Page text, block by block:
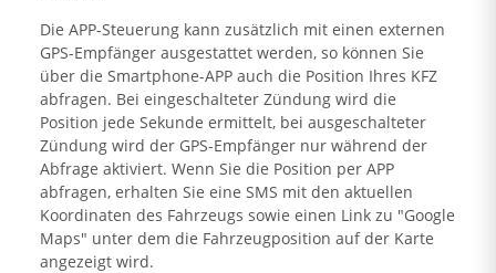
Die APP-Steuerung kann zusätzlich mit einen externen
GPS-Empfänger ausgestattet werden, so können Sie
über die Smartphone-APP auch die Position Ihres KFZ
abfragen. Bei eingeschalteter Zündung wird die
Position jede Sekunde ermittelt, bei ausgeschalteter
Zündung wird der GPS-Empfänger nur während der
Abfrage aktiviert. Wenn Sie die Position per APP
abfragen, erhalten Sie eine SMS mit den aktuellen
Koordinaten des Fahrzeugs sowie einen Link zu "Google
Maps" unter dem die Fahrzeugposition auf der Karte
angezeigt wird.